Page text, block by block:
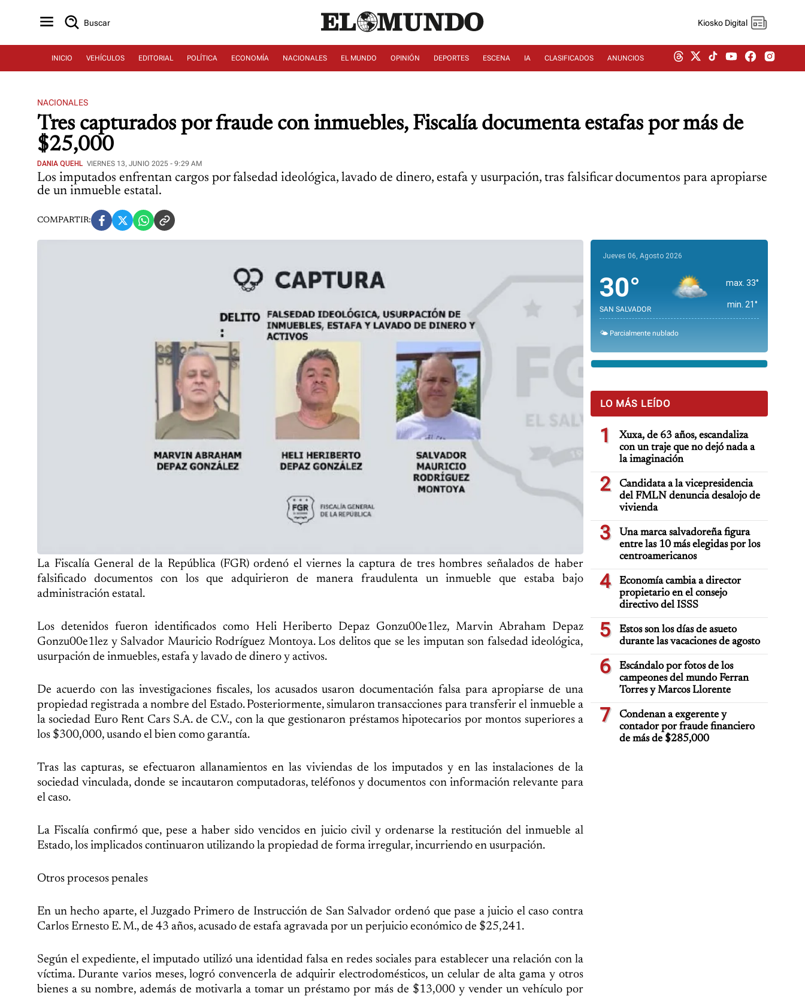
Buscar Kiosko Digital
INICIO VEHÍCULOS EDITORIAL POLÍTICA ECONOMÍA NACIONALES EL MUNDO OPINIÓN DEPORTES ESCENA IA CLASIFICADOS ANUNCIOS
NACIONALES
Tres capturados por fraude con inmuebles, Fiscalía documenta estafas por más de
$25,000
DANIA QUEHL VIERNES 13, JUNIO 2025 - 9:29 AM
Los imputados enfrentan cargos por falsedad ideológica, lavado de dinero, estafa y usurpación, tras falsificar documentos para apropiarse
de un inmueble estatal.
COMPARTIR:
La Fiscalía General de la República (FGR) ordenó el viernes la captura de tres hombres señalados de haber
falsificado documentos con los que adquirieron de manera fraudulenta un inmueble que estaba bajo
administración estatal.
Los detenidos fueron identificados como Heli Heriberto Depaz Gonzu00e1lez, Marvin Abraham Depaz
Gonzu00e1lez y Salvador Mauricio Rodríguez Montoya. Los delitos que se les imputan son falsedad ideológica,
usurpación de inmuebles, estafa y lavado de dinero y activos.
De acuerdo con las investigaciones fiscales, los acusados usaron documentación falsa para apropiarse de una
propiedad registrada a nombre del Estado. Posteriormente, simularon transacciones para transferir el inmueble a
la sociedad Euro Rent Cars S.A. de C.V., con la que gestionaron préstamos hipotecarios por montos superiores a
los $300,000, usando el bien como garantía.
Tras las capturas, se efectuaron allanamientos en las viviendas de los imputados y en las instalaciones de la
sociedad vinculada, donde se incautaron computadoras, teléfonos y documentos con información relevante para
el caso.
La Fiscalía confirmó que, pese a haber sido vencidos en juicio civil y ordenarse la restitución del inmueble al
Estado, los implicados continuaron utilizando la propiedad de forma irregular, incurriendo en usurpación.
Otros procesos penales
En un hecho aparte, el Juzgado Primero de Instrucción de San Salvador ordenó que pase a juicio el caso contra
Carlos Ernesto E. M., de 43 años, acusado de estafa agravada por un perjuicio económico de $25,241.
Según el expediente, el imputado utilizó una identidad falsa en redes sociales para establecer una relación con la
víctima. Durante varios meses, logró convencerla de adquirir electrodomésticos, un celular de alta gama y otros
bienes a su nombre, además de motivarla a tomar un préstamo por más de $13,000 y vender un vehículo por
Jueves 06, Agosto 2026
30°
SAN SALVADOR
max. 33°
min. 21°
🌤️ Parcialmente nublado
LO MÁS LEÍDO
1
Xuxa, de 63 años, escandaliza
con un traje que no dejó nada a
la imaginación
2
Candidata a la vicepresidencia
del FMLN denuncia desalojo de
vivienda
3
Una marca salvadoreña figura
entre las 10 más elegidas por los
centroamericanos
4
Economía cambia a director
propietario en el consejo
directivo del ISSS
5
Estos son los días de asueto
durante las vacaciones de agosto
6
Escándalo por fotos de los
campeones del mundo Ferran
Torres y Marcos Llorente
7
Condenan a exgerente y
contador por fraude financiero
de más de $285,000